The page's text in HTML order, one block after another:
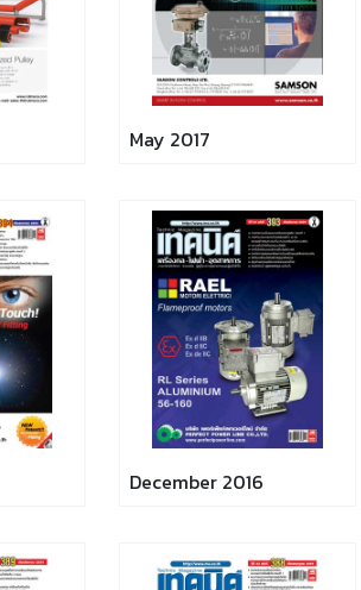
May 2017
December 2016